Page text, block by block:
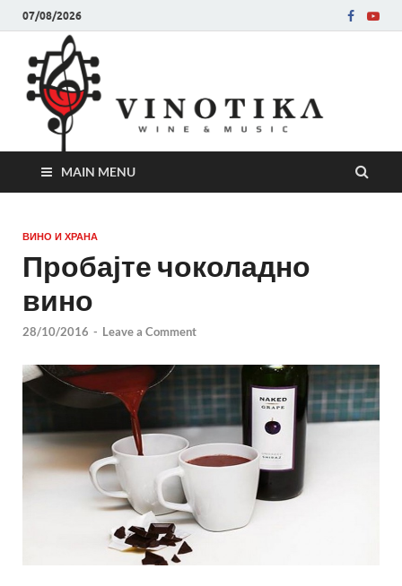
07/08/2026
MAIN MENU
ВИНО И ХРАНА
Пробајте чоколадно
вино
28/10/2016 - Leave a Comment